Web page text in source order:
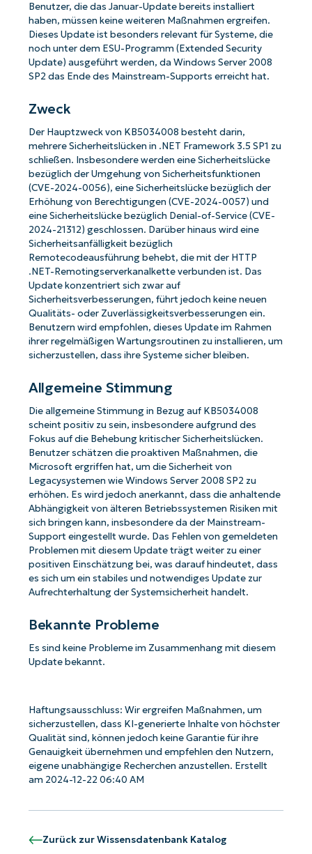
Benutzer, die das Januar-Update bereits installiert
haben, müssen keine weiteren Maßnahmen ergreifen.
Dieses Update ist besonders relevant für Systeme, die
noch unter dem ESU-Programm (Extended Security
Update) ausgeführt werden, da Windows Server 2008
SP2 das Ende des Mainstream-Supports erreicht hat.
Zweck
Der Hauptzweck von KB5034008 besteht darin,
mehrere Sicherheitslücken in .NET Framework 3.5 SP1 zu
schließen. Insbesondere werden eine Sicherheitslücke
bezüglich der Umgehung von Sicherheitsfunktionen
(CVE-2024-0056), eine Sicherheitslücke bezüglich der
Erhöhung von Berechtigungen (CVE-2024-0057) und
eine Sicherheitslücke bezüglich Denial-of-Service (CVE-
2024-21312) geschlossen. Darüber hinaus wird eine
Sicherheitsanfälligkeit bezüglich
Remotecodeausführung behebt, die mit der HTTP
.NET-Remotingserverkanalkette verbunden ist. Das
Update konzentriert sich zwar auf
Sicherheitsverbesserungen, führt jedoch keine neuen
Qualitäts- oder Zuverlässigkeitsverbesserungen ein.
Benutzern wird empfohlen, dieses Update im Rahmen
ihrer regelmäßigen Wartungsroutinen zu installieren, um
sicherzustellen, dass ihre Systeme sicher bleiben.
Allgemeine Stimmung
Die allgemeine Stimmung in Bezug auf KB5034008
scheint positiv zu sein, insbesondere aufgrund des
Fokus auf die Behebung kritischer Sicherheitslücken.
Benutzer schätzen die proaktiven Maßnahmen, die
Microsoft ergriffen hat, um die Sicherheit von
Legacysystemen wie Windows Server 2008 SP2 zu
erhöhen. Es wird jedoch anerkannt, dass die anhaltende
Abhängigkeit von älteren Betriebssystemen Risiken mit
sich bringen kann, insbesondere da der Mainstream-
Support eingestellt wurde. Das Fehlen von gemeldeten
Problemen mit diesem Update trägt weiter zu einer
positiven Einschätzung bei, was darauf hindeutet, dass
es sich um ein stabiles und notwendiges Update zur
Aufrechterhaltung der Systemsicherheit handelt.
Bekannte Probleme
Es sind keine Probleme im Zusammenhang mit diesem
Update bekannt.
Haftungsausschluss: Wir ergreifen Maßnahmen, um
sicherzustellen, dass KI-generierte Inhalte von höchster
Qualität sind, können jedoch keine Garantie für ihre
Genauigkeit übernehmen und empfehlen den Nutzern,
eigene unabhängige Recherchen anzustellen. Erstellt
am 2024-12-22 06:40 AM
Zurück zur Wissensdatenbank Katalog
Starten Sie mit NinjaOne AI-gesteuerten